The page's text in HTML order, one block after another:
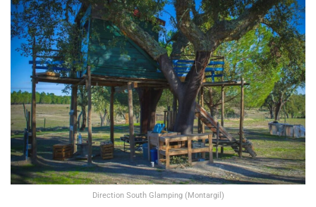
Direction South Glamping (Montargil)